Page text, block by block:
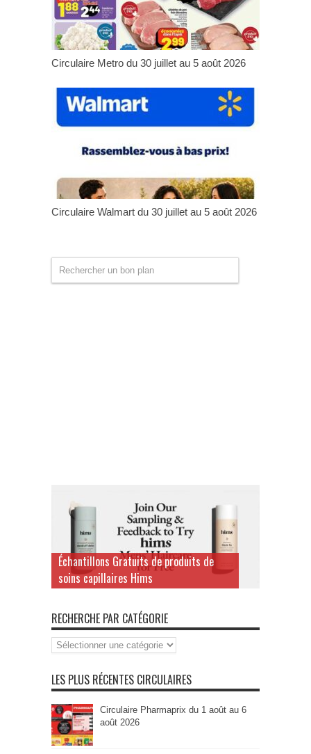
Circulaire Metro du 30 juillet au 5 août 2026
Circulaire Walmart du 30 juillet au 5 août 2026
Échantillons Gratuits de produits de
soins capillaires Hims
RECHERCHE PAR CATÉGORIE
Recherche
par
LES PLUS RÉCENTES CIRCULAIRES
Circulaire Pharmaprix du 1 août au 6
août 2026